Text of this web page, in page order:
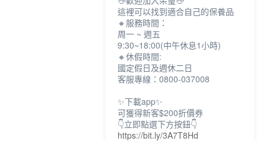
這裡可以找到適合自己的保養品
🔸服務時間：
周一 ~ 週五
9:30~18:00(中午休息1小時)
🔸休假時間:
國定假日及週休二日
客服專線：0800-037008
✨下載app✨
可獲得新客$200折價券
👇立即點選下方按鈕👇
https://bit.ly/3A7T8Hd